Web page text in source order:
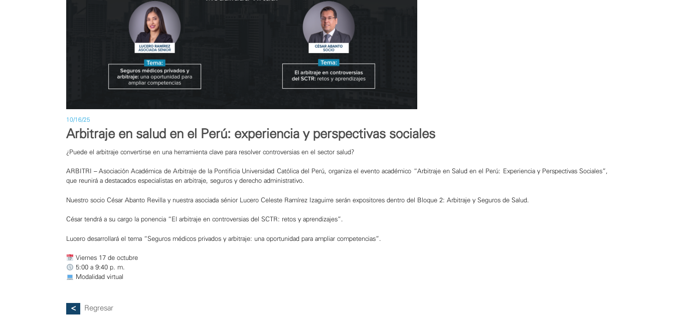
10/16/25
Arbitraje en salud en el Perú: experiencia y perspectivas sociales
¿Puede el arbitraje convertirse en una herramienta clave para resolver controversias en el sector salud?
ARBITRI – Asociación Académica de Arbitraje de la Pontificia Universidad Católica del Perú, organiza el evento académico “Arbitraje en Salud en el Perú: Experiencia y Perspectivas Sociales”,
que reunirá a destacados especialistas en arbitraje, seguros y derecho administrativo.
Nuestro socio César Abanto Revilla y nuestra asociada sénior Lucero Celeste Ramírez Izaguirre serán expositores dentro del Bloque 2: Arbitraje y Seguros de Salud.
César tendrá a su cargo la ponencia “El arbitraje en controversias del SCTR: retos y aprendizajes”.
Lucero desarrollará el tema “Seguros médicos privados y arbitraje: una oportunidad para ampliar competencias”.
Viernes 17 de octubre
5:00 a 9:40 p. m.
Modalidad virtual
Regresar